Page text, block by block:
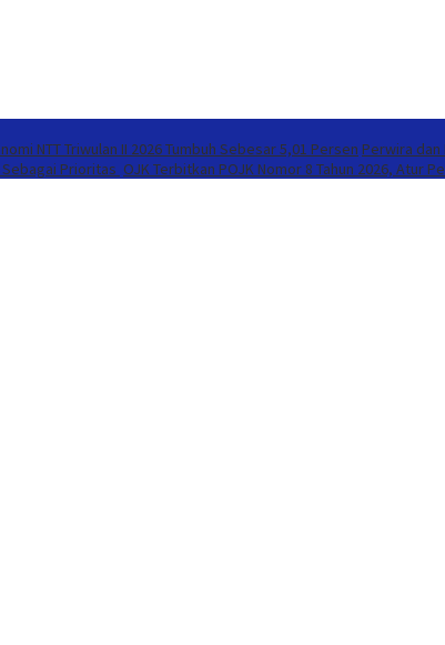
NTT Triwulan II 2026 Tumbuh Sebesar 5,01 Persen Perwira dan
Sebagai Prioritas OJK Terbitkan POJK Nomor 8 Tahun 2026, Atur